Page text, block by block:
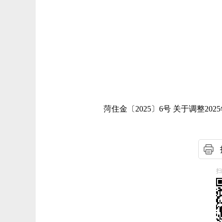
菏住金〔2025〕6号 关于调整